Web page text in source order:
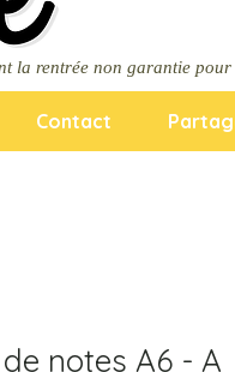
Contact
notes A6 - A